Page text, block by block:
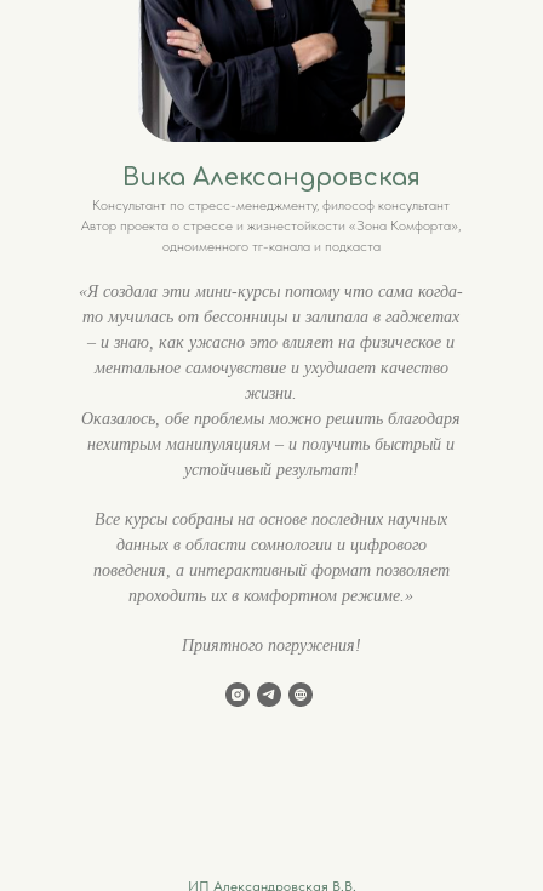
Вика Александровская
Консультант по стресс-менеджменту, философ консультант
Автор проекта о стрессе и жизнестойкости «Зона Комфорта»,
одноименного тг-канала и подкаста
«Я создала эти мини-курсы потому что сама когда-
то мучилась от бессонницы и залипала в гаджетах
– и знаю, как ужасно это влияет на физическое и
ментальное самочувствие и ухудшает качество
жизни.
Оказалось, обе проблемы можно решить благодаря
нехитрым манипуляциям – и получить быстрый и
устойчивый результат!
Все курсы собраны на основе последних научных
данных в области сомнологии и цифрового
поведения, а интерактивный формат позволяет
проходить их в комфортном режиме.»
Приятного погружения!
ИП Александровская В.В.